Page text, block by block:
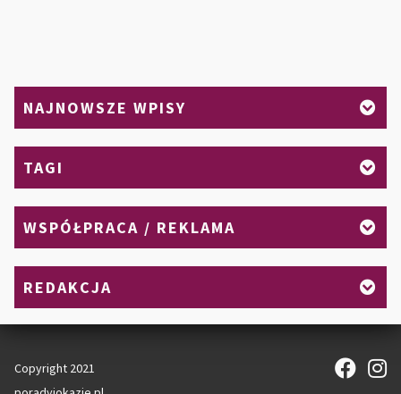
NAJNOWSZE WPISY
TAGI
WSPÓŁPRACA / REKLAMA
REDAKCJA
Copyright 2021